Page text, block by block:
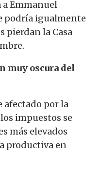
a Emmanuel
podría igualmente
pierdan la Casa
muy oscura del
por la
impuestos se
más elevados
productiva en